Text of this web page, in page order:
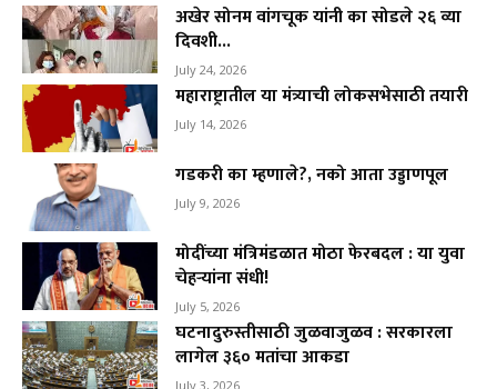
अखेर सोनम वांगचूक यांनी का सोडले २६ व्या
दिवशी...
July 24, 2026
महाराष्ट्रातील या मंत्र्याची लोकसभेसाठी तयारी
July 14, 2026
गडकरी का म्हणाले?, नको आता उड्डाणपूल
July 9, 2026
मोदींच्या मंत्रिमंडळात मोठा फेरबदल : या युवा
चेहऱ्यांना संधी!
July 5, 2026
घटनादुरुस्तीसाठी जुळवाजुळव : सरकारला
लागेल ३६० मतांचा आकडा
July 3, 2026